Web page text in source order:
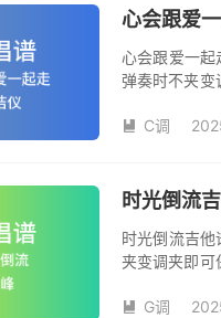
心会跟爱
心会跟爱一起
弹奏时不夹变
本吉他谱是
 C调
时光倒流
时光倒流吉
夹变调夹即可
汪峰创作并
 G调